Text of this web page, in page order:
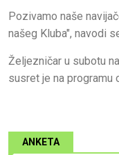
Pozivamo naše
našeg Kluba", navodi
Željezničar u subotu
susret je na programu
ANKETA